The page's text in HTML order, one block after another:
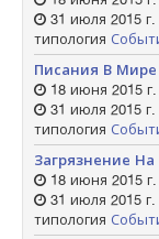
31 июля 2015 г.
типология
Писания В Мире
18 июня 2015
31 июля 2015 г.
типология
Загрязнение
18 июня 2015
31 июля 2015 г.
типология